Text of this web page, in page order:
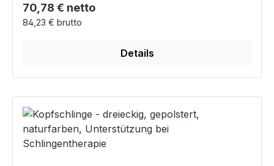
Regulärer Preis:
70,78 € netto
84,23 € brutto
Details